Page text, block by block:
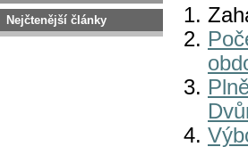
Nejčtenější články